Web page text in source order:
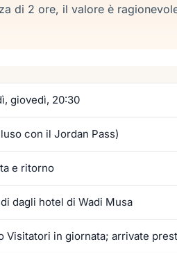
di 2 ore, il valore è
giovedì, 20:30
con il Jordan Pass)
e ritorno
dagli hotel di Wadi Musa
Visitatori in giornata; arrivate